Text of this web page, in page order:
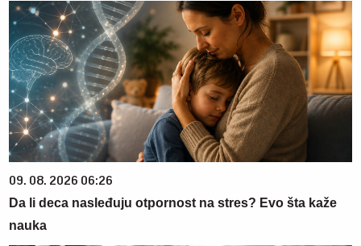
09. 08. 2026 06:26
Da li deca nasleđuju otpornost na stres? Evo šta kaže
nauka